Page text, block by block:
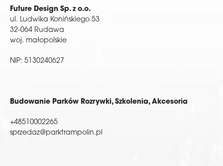
Future Design Sp. z o.o.
ul. Ludwika Konińskiego 53
32-064 Rudawa
woj. małopolskie
NIP: 5130240627
Budowanie Parków Rozrywki, Szkolenia, Akcesoria
+48510002265
sprzedaz@parktrampolin.pl